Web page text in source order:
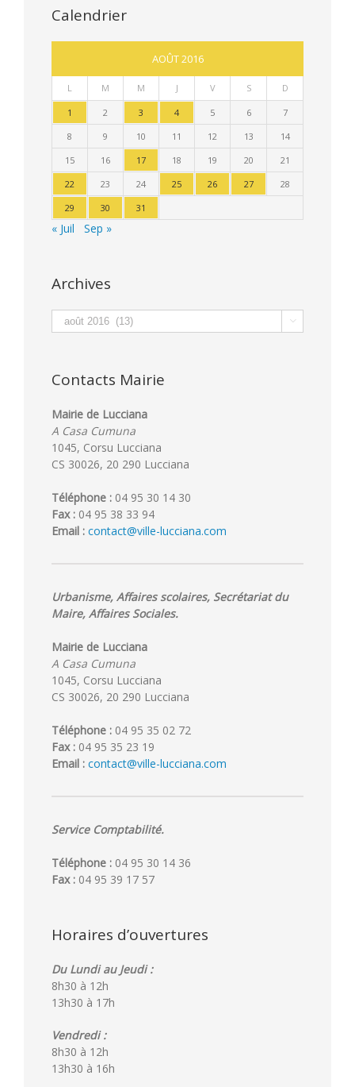
Calendrier
AOÛT 2016
L M M J V S D
1 2 3 4 5 6
7
8
9 10 11 12 13
14
15
16 17 18 19 20
21
22
23 24 25 26 27
28
29
30 31
« Juil Sep »
Archives
Archives 
Contacts Mairie
Mairie de Lucciana
A Casa Cumuna
1045, Corsu Lucciana
CS 30026, 20 290 Lucciana
Téléphone : 04 95 30 14 30
Fax : 04 95 38 33 94
Email : contact@ville-lucciana.com
Urbanisme, Affaires scolaires, Secrétariat du
Maire, Affaires Sociales.
Mairie de Lucciana
A Casa Cumuna
1045, Corsu Lucciana
CS 30026, 20 290 Lucciana
Téléphone : 04 95 35 02 72
Fax : 04 95 35 23 19
Email : contact@ville-lucciana.com
Service Comptabilité.
Téléphone : 04 95 30 14 36
Fax : 04 95 39 17 57
Horaires d’ouvertures
Du Lundi au Jeudi :
8h30 à 12h
13h30 à 17h
Vendredi :
8h30 à 12h
13h30 à 16h